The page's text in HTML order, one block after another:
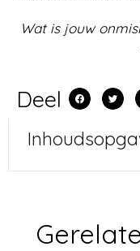
Wat is jouw
Deel